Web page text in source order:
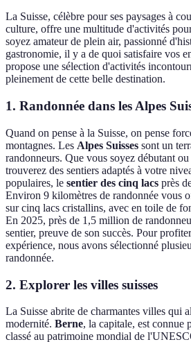
La Suisse, célèbre pour ses paysages à
culture, offre une multitude d'activités
soyez amateur de plein air, passionné
gastronomie, il y a de quoi satisfaire vos
propose une sélection d'activités
pleinement de cette belle destination.
1. Randonnée dans les Alpes
Quand on pense à la Suisse, on pense
montagnes. Les Alpes Suisses sont un
randonneurs. Que vous soyez débutant
trouverez des sentiers adaptés à votre
populaires, le sentier des cinq lacs près
Environ 9 kilomètres de randonnée vous
sur cinq lacs cristallins, avec en toile de
En 2025, près de 1,5 million de
sentier, preuve de son succès. Pour
expérience, nous avons sélectionné
randonnée.
2. Explorer les villes suisses
La Suisse abrite de charmantes villes qui
modernité. Berne, la capitale, est connue
classé au patrimoine mondial de